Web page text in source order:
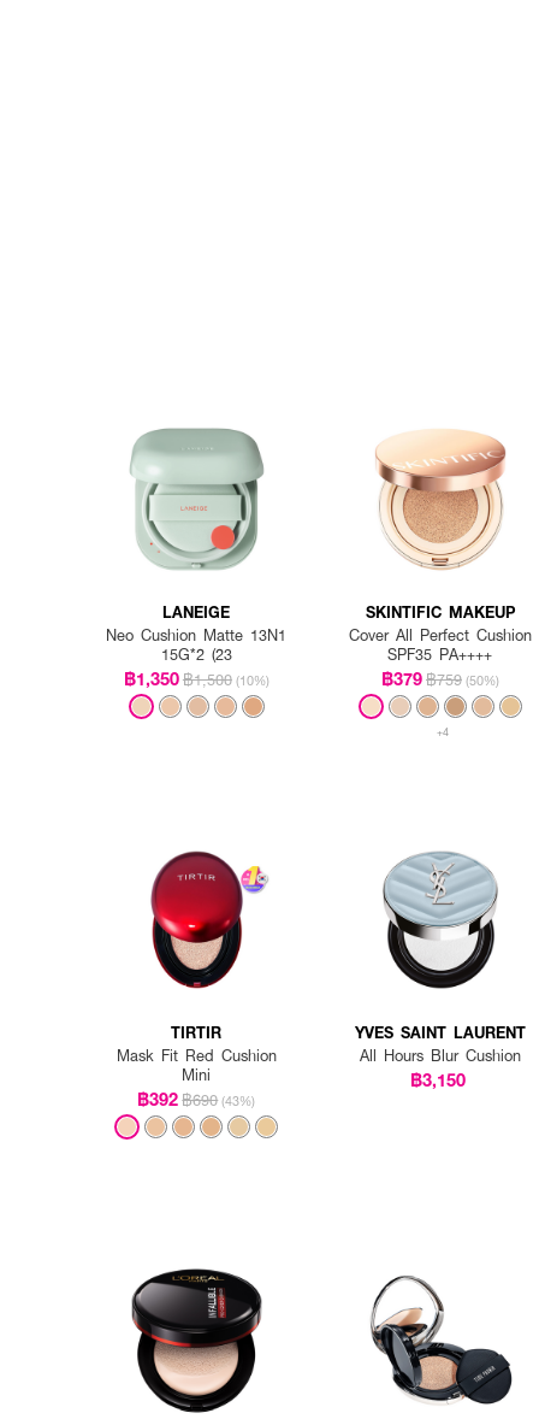
LANEIGE
Neo Cushion Matte 13N1
15G*2 (23
฿1,350฿1,500 (10%)
SKINTIFIC MAKEUP
Cover All Perfect Cushion
SPF35 PA++++
฿379฿759 (50%)
+4
TIRTIR
Mask Fit Red Cushion
Mini
฿392฿690 (43%)
YVES SAINT LAURENT
All Hours Blur Cushion
฿3,150